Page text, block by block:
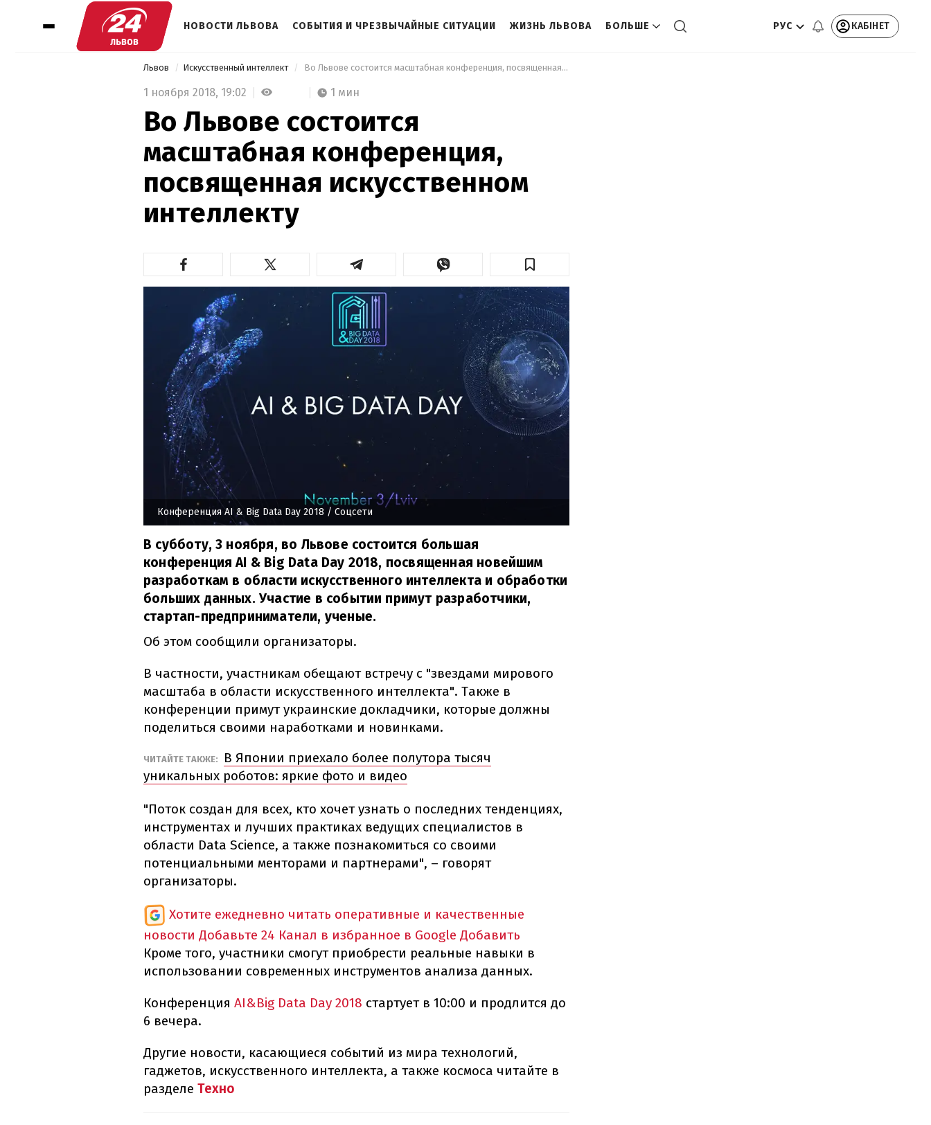
НОВОСТИ ЛЬВОВА СОБЫТИЯ И ЧРЕЗВЫЧАЙНЫЕ СИТУАЦИИ ЖИЗНЬ ЛЬВОВА БОЛЬШЕ РУС КАБІНЕТ
Львов Искусственный интеллект Во Львове состоится масштабная конференция, посвященная искусственном интеллекту
1 ноября 2018, 19:02 1 мин
Во Львове состоится
масштабная конференция,
посвященная искусственном
интеллекту
Конференция AI & Big Data Day 2018 / Соцсети
В субботу, 3 ноября, во Львове состоится большая
конференция AI & Big Data Day 2018, посвященная новейшим
разработкам в области искусственного интеллекта и обработки
больших данных. Участие в событии примут разработчики,
стартап-предприниматели, ученые.
Об этом сообщили организаторы.
В частности, участникам обещают встречу с "звездами мирового
масштаба в области искусственного интеллекта". Также в
конференции примут украинские докладчики, которые должны
поделиться своими наработками и новинками.
ЧИТАЙТЕ ТАКЖЕ:
В Японии приехало более полутора тысяч
уникальных роботов: яркие фото и видео
"Поток создан для всех, кто хочет узнать о последних тенденциях,
инструментах и лучших практиках ведущих специалистов в
области Data Science, а также познакомиться со своими
потенциальными менторами и партнерами", – говорят
организаторы.
Хотите ежедневно читать оперативные и качественные
новости Добавьте 24 Канал в избранное в Google Добавить
Кроме того, участники смогут приобрести реальные навыки в
использовании современных инструментов анализа данных.
Конференция AI&Big Data Day 2018 стартует в 10:00 и продлится до
6 вечера.
Другие новости, касающиеся событий из мира технологий,
гаджетов, искусственного интеллекта, а также космоса читайте в
разделе Техно